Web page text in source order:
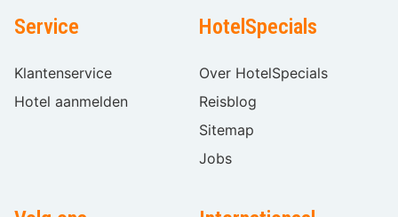
Service
Klantenservice
Hotel aanmelden
HotelSpecials
Over HotelSpecials
Reisblog
Sitemap
Jobs